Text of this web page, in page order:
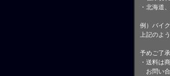
・北海道
例）バイ
上記のよ
予めご了
・送料は
お問い合